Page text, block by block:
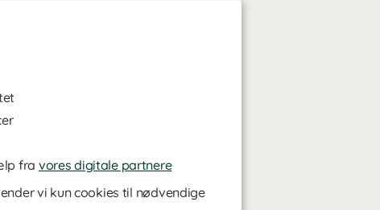
fra vores digitale partnere
vi kun cookies til nødvendige